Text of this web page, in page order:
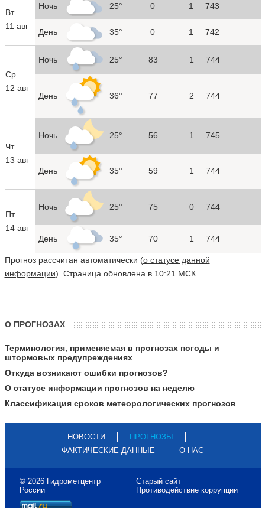
Вт
11 авг
Ночь 25° 0 1 743
День 35° 0 1 742
Ср
12 авг
Ночь 25° 83 1 744
День 36° 77 2 744
Чт
13 авг
Ночь 25° 56 1 745
День 35° 59 1 744
Пт
14 авг
Ночь 25° 75 0 744
День 35° 70 1 744
Прогноз рассчитан автоматически (о статусе данной
информации). Страница обновлена в 10:21 МСК
О ПРОГНОЗАХ
Терминология, применяемая в прогнозах погоды и
штормовых предупреждениях
Откуда возникают ошибки прогнозов?
О статусе информации прогнозов на неделю
Классификация сроков метеорологических прогнозов
НОВОСТИ
ПРОГНОЗЫ
ФАКТИЧЕСКИЕ ДАННЫЕ
О НАС
© 2026 Гидрометцентр
России
Старый сайт
Противодействие коррупции